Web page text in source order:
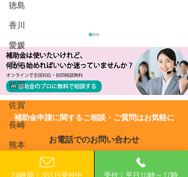
徳島
香川
愛媛
高知
福岡
佐賀
長崎
熊本
市】創業支援型事業所賃
借料補助金≪第1回≫
​補助金申請に関するご相談・ご質問はお気軽に
お電話でのお問い合わせ
0120-399-121
24時間｜365日受付中 受付｜平日10時～17時